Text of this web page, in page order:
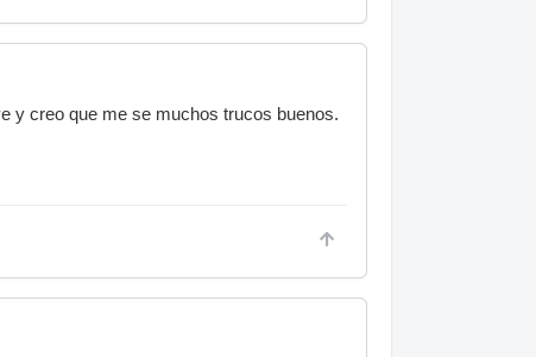
y creo que me se muchos trucos buenos.